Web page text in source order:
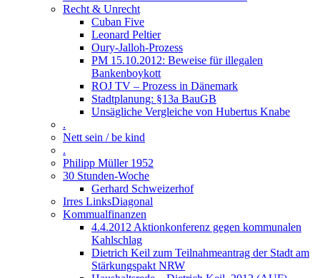
Recht & Unrecht
Cuban Five
Leonard Peltier
Oury-Jalloh-Prozess
PM 15.10.2012: Beweise für illegalen
Bankenboykott
ROJ TV – Prozess in Dänemark
Stadtplanung: §13a BauGB
Unsägliche Vergleiche von Hubertus Knabe
.
Nett sein / be kind
.
Philipp Müller 1952
30 Stunden-Woche
Gerhard Schweizerhof
Irres LinksDiagonal
Kommualfinanzen
4.4.2012 Aktionkonferenz gegen kommunalen
Kahlschlag
Dietrich Keil zum Teilnahmeantrag der Stadt am
Stärkungspakt NRW